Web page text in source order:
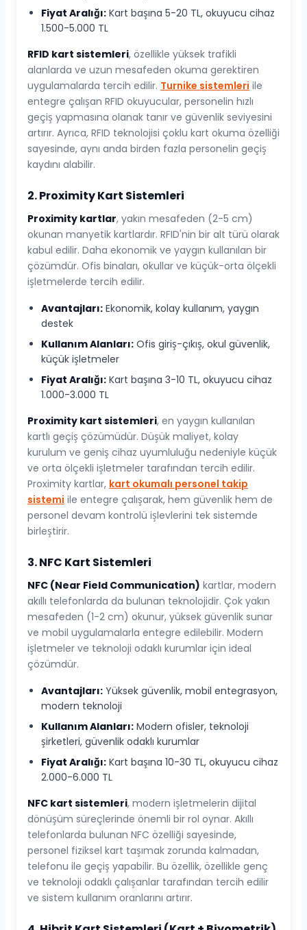
Fiyat Aralığı: Kart başına 5-20 TL, okuyucu cihaz
1.500-5.000 TL
RFID kart sistemleri, özellikle yüksek trafikli
alanlarda ve uzun mesafeden okuma gerektiren
uygulamalarda tercih edilir. Turnike sistemleri ile
entegre çalışan RFID okuyucular, personelin hızlı
geçiş yapmasına olanak tanır ve güvenlik seviyesini
artırır. Ayrıca, RFID teknolojisi çoklu kart okuma özelliği
sayesinde, aynı anda birden fazla personelin geçiş
kaydını alabilir.
2. Proximity Kart Sistemleri
Proximity kartlar, yakın mesafeden (2-5 cm)
okunan manyetik kartlardır. RFID'nin bir alt türü olarak
kabul edilir. Daha ekonomik ve yaygın kullanılan bir
çözümdür. Ofis binaları, okullar ve küçük-orta ölçekli
işletmelerde tercih edilir.
Avantajları: Ekonomik, kolay kullanım, yaygın
destek
Kullanım Alanları: Ofis giriş-çıkış, okul güvenlik,
küçük işletmeler
Fiyat Aralığı: Kart başına 3-10 TL, okuyucu cihaz
1.000-3.000 TL
Proximity kart sistemleri, en yaygın kullanılan
kartlı geçiş çözümüdür. Düşük maliyet, kolay
kurulum ve geniş cihaz uyumluluğu nedeniyle küçük
ve orta ölçekli işletmeler tarafından tercih edilir.
Proximity kartlar, kart okumalı personel takip
sistemi ile entegre çalışarak, hem güvenlik hem de
personel devam kontrolü işlevlerini tek sistemde
birleştirir.
3. NFC Kart Sistemleri
NFC (Near Field Communication) kartlar, modern
akıllı telefonlarda da bulunan teknolojidir. Çok yakın
mesafeden (1-2 cm) okunur, yüksek güvenlik sunar
ve mobil uygulamalarla entegre edilebilir. Modern
işletmeler ve teknoloji odaklı kurumlar için ideal
çözümdür.
Avantajları: Yüksek güvenlik, mobil entegrasyon,
modern teknoloji
Kullanım Alanları: Modern ofisler, teknoloji
şirketleri, güvenlik odaklı kurumlar
Fiyat Aralığı: Kart başına 10-30 TL, okuyucu cihaz
2.000-6.000 TL
NFC kart sistemleri, modern işletmelerin dijital
dönüşüm süreçlerinde önemli bir rol oynar. Akıllı
telefonlarda bulunan NFC özelliği sayesinde,
personel fiziksel kart taşımak zorunda kalmadan,
telefonu ile geçiş yapabilir. Bu özellik, özellikle genç
ve teknoloji odaklı çalışanlar tarafından tercih edilir
ve sistem kullanım oranlarını artırır.